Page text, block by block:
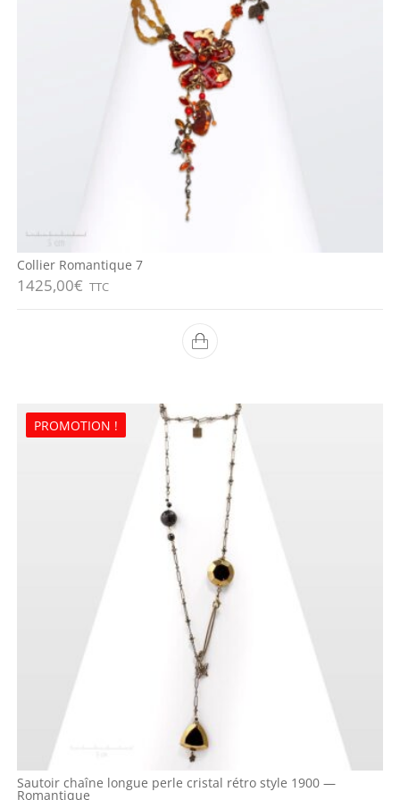
Collier Romantique 7
1425,00€ TTC
PROMOTION !
Sautoir chaîne longue perle cristal rétro style 1900 —
Romantique